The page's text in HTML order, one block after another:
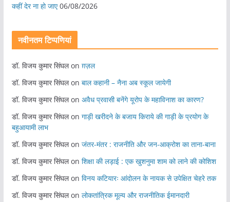
कहीं देर ना हो जाए 06/08/2026
नवीनतम टिप्पणियां
डॉ. विजय कुमार सिंघलon ग़ज़ल
डॉ. विजय कुमार सिंघलon बाल कहानी – नैना अब स्कूल जायेगी
डॉ. विजय कुमार सिंघलon अवैध प्रवासी बनेंगे यूरोप के महाविनाश का कारण?
डॉ. विजय कुमार सिंघलon गाड़ी खरीदने के बजाय किराये की गाड़ी के प्रयोग के
बहुआयामी लाभ
डॉ. विजय कुमार सिंघलon जंतर-मंतर : राजनीति और जन-आक्रोश का ताना-बाना
डॉ. विजय कुमार सिंघलon शिक्षा की लड़ाई : एक खुशनुमा शाम को लाने की कोशिश
डॉ. विजय कुमार सिंघलon विनय कटियारः आंदोलन के नायक से उपेक्षित चेहरे तक
डॉ. विजय कुमार सिंघलon लोकतांत्रिक मूल्य और राजनीतिक ईमानदारी